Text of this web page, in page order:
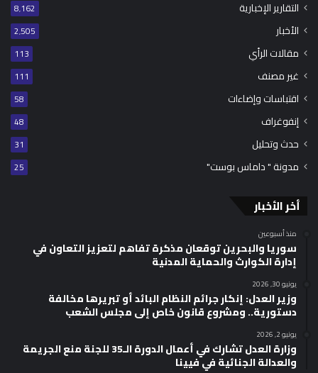
التقارير الإخبارية 8٬162
الأخبار 2٬505
مقالات الرأي 113
غير مصنف 111
اقتباسات وإضاءات 58
إنفوغراف 48
حدث وتحليل 31
مدونة " داماس بوست" 25
أخر الأخبار
منذ أسبوعين
سوريا والبحرين توقعان مذكرة تفاهم لتعزيز التعاون في
إدارة الكوارث والحماية المدنية
يونيو 30, 2026
وزير العدل: إنكار جرائم النظام البائد أو تبريرها مخالفة
دستورية.. ومشروع قانون خاص إلى مجلس الشعب
يونيو 2, 2026
وزارة العدل تشارك في أعمال الدورة الـ35 للجنة منع الجريمة
والعدالة الجنائية في فيينا